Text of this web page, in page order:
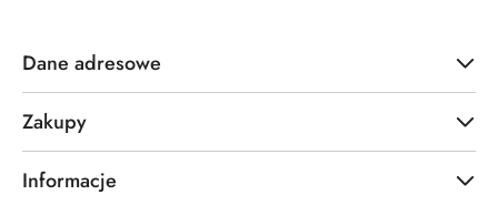
Dane adresowe
Zakupy
Informacje